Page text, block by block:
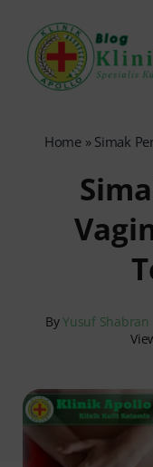
content
0821-1099-9870
Reservasi Online
Home» Simak
ByYusuf Shabran